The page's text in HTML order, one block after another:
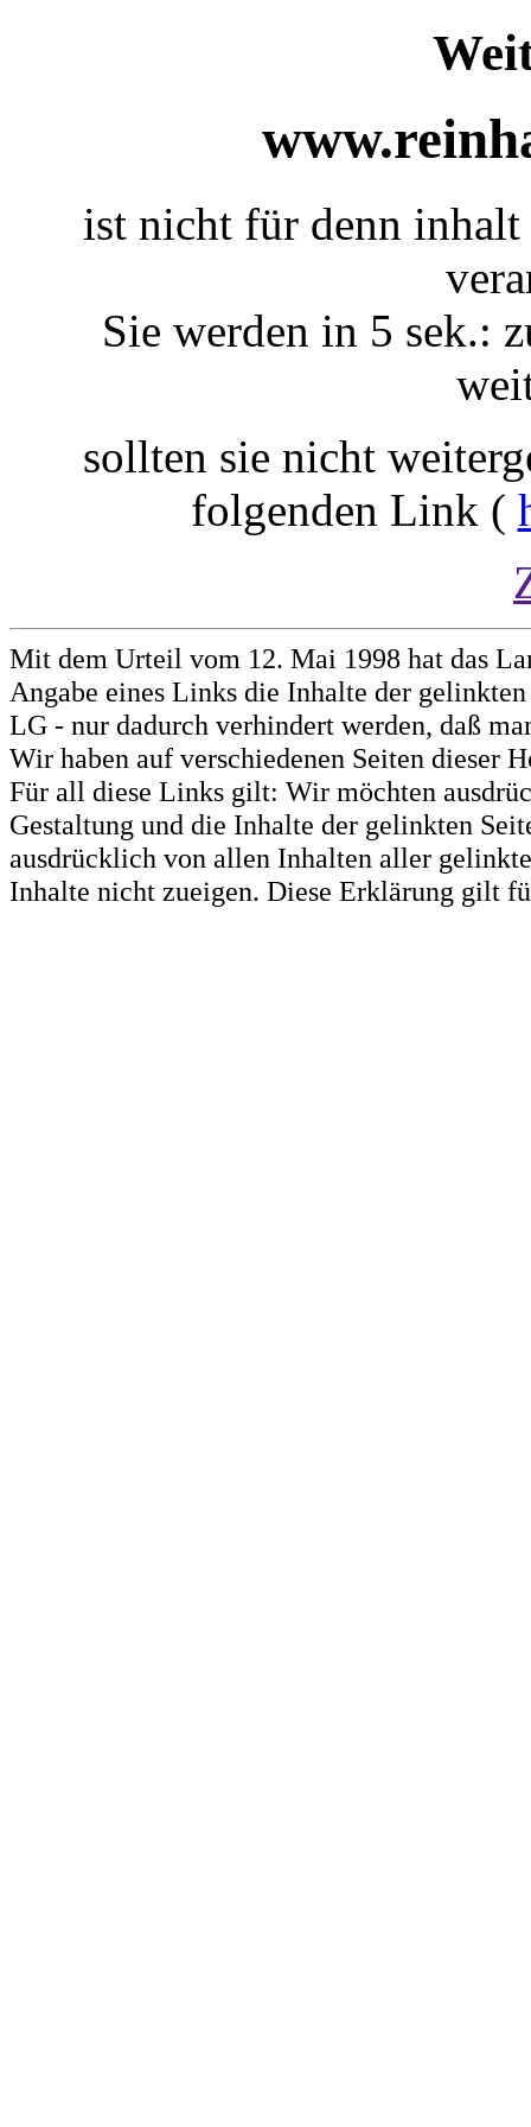
ist nicht für denn
Sie werden in 5 sek.:
sollten sie nicht
folgenden Link (
Mit dem Urteil vom 12. Mai 1998 hat das
Angabe eines Links die Inhalte der
LG - nur dadurch verhindert werden, daß
Wir haben auf verschiedenen Seiten dieser
Für all diese Links gilt: Wir möchten
Gestaltung und die Inhalte der gelinkten
ausdrücklich von allen Inhalten aller
Inhalte nicht zueigen. Diese Erklärung gilt